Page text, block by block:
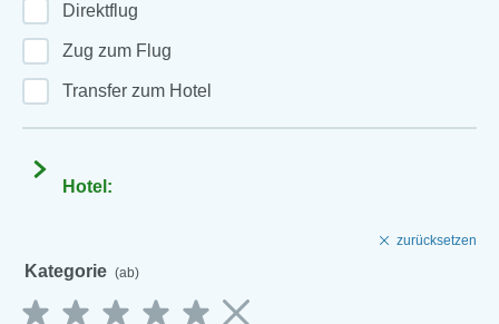
Direktflug
Zug zum Flug
Transfer zum Hotel
Hotel:
zurücksetzen
Kategorie (ab)